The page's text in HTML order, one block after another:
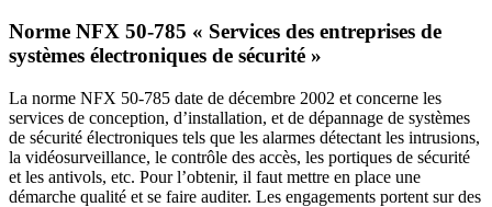
Norme NFX 50-785 « Services des entreprises de
systèmes électroniques de sécurité »
La norme NFX 50-785 date de décembre 2002 et concerne les
services de conception, d’installation, et de dépannage de systèmes
de sécurité électroniques tels que les alarmes détectant les intrusions,
la vidéosurveillance, le contrôle des accès, les portiques de sécurité
et les antivols, etc. Pour l’obtenir, il faut mettre en place une
démarche qualité et se faire auditer. Les engagements portent sur des